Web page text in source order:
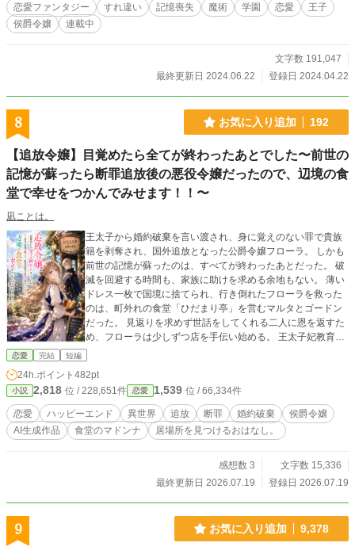
アークトゥラス侯爵の一人娘。ジャスパーの婚約者。 ・ジャ
スパー・オリオン １７歳、第一王子。メリベルの婚約者。
歳、クレリック侯爵の一人娘。 ・リーヴァイ・ブルーマー
１８歳、ブルーマー子爵家の嫡男でジャスパーの側近。 ・ア
団長の息子でジャスパーの従騎士。 ・シア・ガイザー １７
歳、ガイザー男爵の娘でメリベルの友人。 ・マイロ １７
ば精神を侵され、生き物は主に凶暴化し魔獣となる。 魔廻→
体内にある魔廻（まかい）と呼ばれる器官、魔素を取り込み
貯める事が出来る。魔術師はこの器官がある事が必須。 ソル
神とルナ神→太陽と月の男女神が魔素で満ちた混沌の大地に
神は夜を受け持った。
恋愛ファンタジー すれ違い 記憶喪失 魔術 学園 恋愛
王子
侯爵令嬢
連載中
文字数 191,047
最終更新日 2024.06.22
登録日 2024.04.22
8 お気に入り追加 192
【追放令嬢】目覚めたら全てが終わったあとでした〜前世の
記憶が蘇ったら断罪追放後の悪役令嬢だったので、辺境の食
堂で幸せをつかんでみせます！！〜
凪ことは。
王太子から婚約破棄を言い渡され、身に覚えのない罪で貴族
籍を剥奪され、国外追放となった公爵令嬢フローラ。 しかも
前世の記憶が蘇ったのは、すべてが終わったあとだった。 破
滅を回避する時間も、家族に助けを求める余地もない。 薄い
ドレス一枚で国境に捨てられ、行き倒れたフローラを救った
のは、町外れの食堂「ひだまり亭」を営むマルタとゴードン
だった。 見返りを求めず世話をしてくれる二人に恩を返すた
め、フローラは少しずつ店を手伝い始める。 王太子妃教育で
身につけた会計や経営の知識を生かし、店内を整え、日替わ
ずつ客が戻り、フローラにもようやく心から笑える居場所が
できていく。 そんな彼女の前に現れたのは、毎週決まった曜
日に店を訪れる無口な騎士ルシアン。 パンを食べるときだけ
少しだけ表情を緩める彼と、穏やかな時間を重ねるうちに、
フローラの心にも淡い想いが芽生えていく。 けれど半年後、
そ見つけられた、自分で選ぶ人生と幸せ。 追放された悪役令
恋愛 完結 短編
24h.ポイント 482pt
小説 2,818 位 / 228,651件 恋愛 1,539 位 / 66,334件
恋愛 ハッピーエンド 異世界 追放 断罪 婚約破棄
侯爵令嬢
AI生成作品
食堂のマドンナ 居場所を見つけるおはなし。
感想数 3
文字数 15,336
最終更新日 2026.07.19
登録日 2026.07.19
9 お気に入り追加 9,378